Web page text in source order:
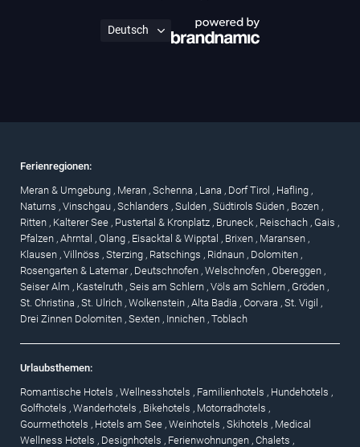
Ferienregionen:
Meran & Umgebung , Meran , Schenna , Lana , Dorf Tirol , Hafling ,
Naturns , Vinschgau , Schlanders , Sulden , Südtirols Süden , Bozen ,
Ritten , Kalterer See , Pustertal & Kronplatz , Bruneck , Reischach , Gais ,
Pfalzen , Ahrntal , Olang , Eisacktal & Wipptal , Brixen , Maransen ,
Klausen , Villnöss , Sterzing , Ratschings , Ridnaun , Dolomiten ,
Rosengarten & Latemar , Deutschnofen , Welschnofen , Obereggen ,
Seiser Alm , Kastelruth , Seis am Schlern , Völs am Schlern , Gröden ,
St. Christina , St. Ulrich , Wolkenstein , Alta Badia , Corvara , St. Vigil ,
Drei Zinnen Dolomiten , Sexten , Innichen , Toblach
Urlaubsthemen:
Romantische Hotels , Wellnesshotels , Familienhotels , Hundehotels ,
Golfhotels , Wanderhotels , Bikehotels , Motorradhotels ,
Gourmethotels , Hotels am See , Weinhotels , Skihotels , Medical
Wellness Hotels , Designhotels , Ferienwohnungen , Chalets ,